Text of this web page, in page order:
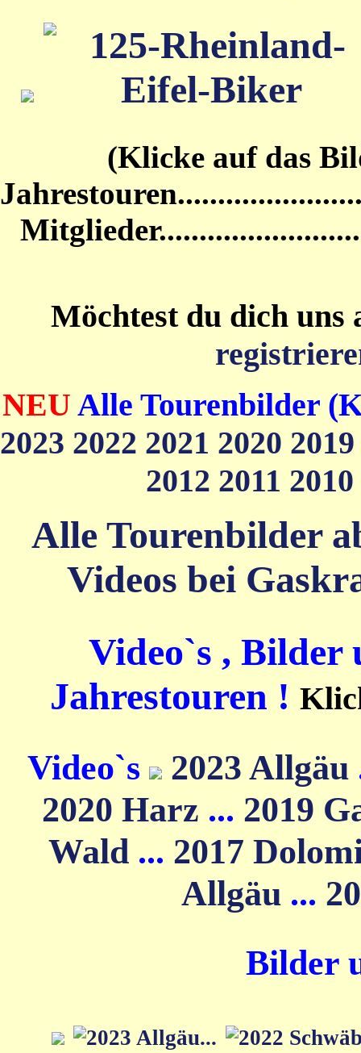
(Klicke auf das
Möchtest du dich uns
NEU Alle Tourenbilder
2023 2022 2021 2020
2012 2011 2010
Alle Tourenbilder
Videos bei
Video`s , Bilder
Jahrestouren !
Video`s 2023 Allgäu
2020 Harz ... 2019
Wald ... 2017
Allgäu ...
Bilder